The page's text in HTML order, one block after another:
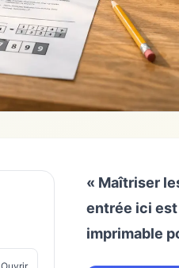
« Maîtriser
entrée ici est
imprimable